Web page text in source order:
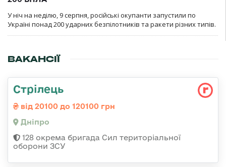
У ніч на неділю, 9 серпня, російські окупанти запустили по
Україні понад 200 ударних безпілотників та ракети різних типів.
ВАКАНСІЇ
Стрілець
від 20100 до 120100 грн
Дніпро
128 окрема бригада Сил територіальної
оборони ЗСУ